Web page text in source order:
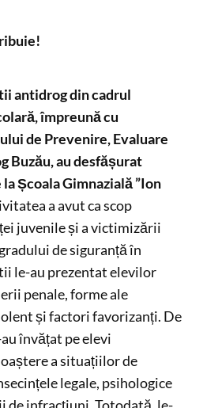
antidrog din cadrul
împreună cu
de Prevenire, Evaluare
Buzău, au desfășurat
Școala Gimnazială ”Ion
a avut ca scop
juvenile și a victimizării
de siguranță în
le-au prezentat elevilor
penale, forme ale
și factori favorizanți. De
învățat pe elevi
a situațiilor de
legale, psihologice